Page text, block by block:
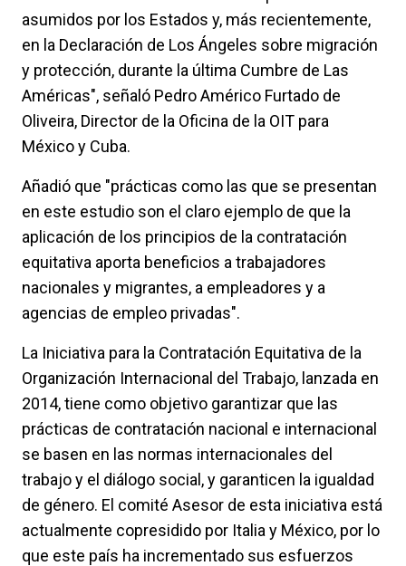
asumidos por los Estados y, más recientemente,
en la Declaración de Los Ángeles sobre migración
y protección, durante la última Cumbre de Las
Américas", señaló Pedro Américo Furtado de
Oliveira, Director de la Oficina de la OIT para
México y Cuba.
Añadió que "prácticas como las que se presentan
en este estudio son el claro ejemplo de que la
aplicación de los principios de la contratación
equitativa aporta beneficios a trabajadores
nacionales y migrantes, a empleadores y a
agencias de empleo privadas".
La Iniciativa para la Contratación Equitativa de la
Organización Internacional del Trabajo, lanzada en
2014, tiene como objetivo garantizar que las
prácticas de contratación nacional e internacional
se basen en las normas internacionales del
trabajo y el diálogo social, y garanticen la igualdad
de género. El comité Asesor de esta iniciativa está
actualmente copresidido por Italia y México, por lo
que este país ha incrementado sus esfuerzos